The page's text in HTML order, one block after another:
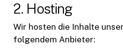
2. Hosting
Wir hosten die Inhalte
folgendem Anbieter: